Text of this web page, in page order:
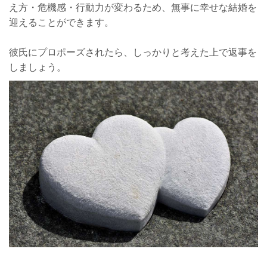
え方・危機感・行動力が変わるため、無事に幸せな結婚を
迎えることができます。
彼氏にプロポーズされたら、しっかりと考えた上で返事を
しましょう。